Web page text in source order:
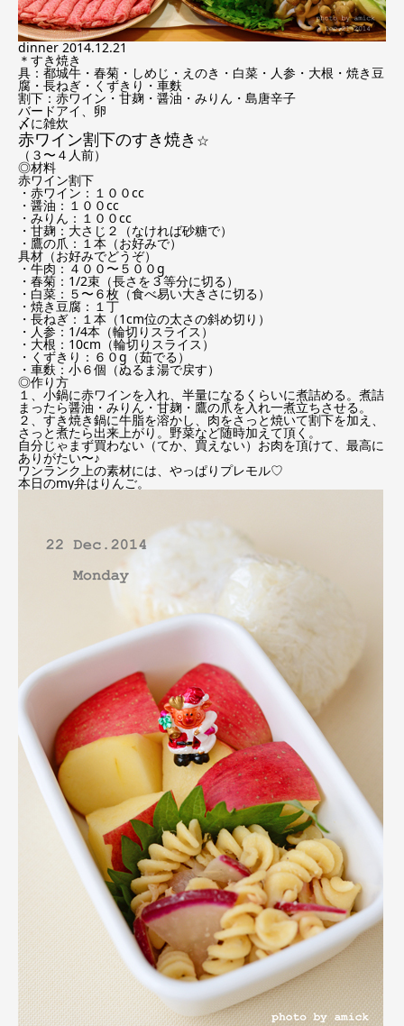
dinner 2014.12.21
＊すき焼き
具：都城牛・春菊・しめじ・えのき・白菜・人参・大根・焼き豆
腐・長ねぎ・くずきり・車麩
割下：赤ワイン・甘麹・醤油・みりん・島唐辛子
バードアイ、卵
〆に雑炊
赤ワイン割下のすき焼き ☆
（３〜４人前）
◎材料
赤ワイン割下
・赤ワイン：１００cc
・醤油：１００cc
・みりん：１００cc
・甘麹：大さじ２（なければ砂糖で）
・鷹の爪：１本（お好みで）
具材（お好みでどうぞ）
・牛肉：４００〜５００g
・春菊：1/2束（長さを３等分に切る）
・白菜：５〜６枚（食べ易い大きさに切る）
・焼き豆腐：１丁
・長ねぎ：１本（1cm位の太さの斜め切り）
・人参：1/4本（輪切りスライス）
・大根：10cm（輪切りスライス）
・くずきり：６０g（茹でる）
・車麩：小６個（ぬるま湯で戻す）
◎作り方
１、小鍋に赤ワインを入れ、半量になるくらいに煮詰める。煮詰
まったら醤油・みりん・甘麹・鷹の爪を入れ一煮立ちさせる。
２、すき焼き鍋に牛脂を溶かし、肉をさっと焼いて割下を加え、
さっと煮たら出来上がり。野菜など随時加えて頂く。
自分じゃまず買わない（てか、買えない）お肉を頂けて、最高に
ありがたい〜♪
ワンランク上の素材には、やっぱりプレモル♡
本日のmy弁はりんご。